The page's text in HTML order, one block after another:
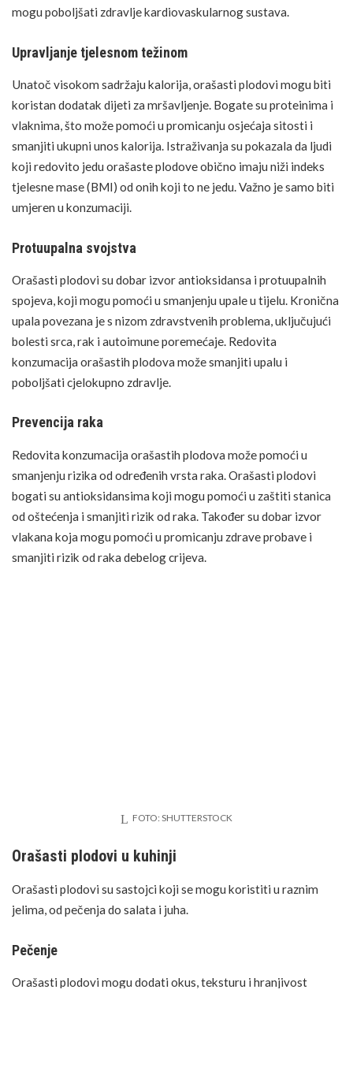
mogu poboljšati zdravlje kardiovaskularnog sustava.
Upravljanje tjelesnom težinom
Unatoč visokom sadržaju kalorija, orašasti plodovi mogu biti
koristan dodatak dijeti za mršavljenje. Bogate su proteinima i
vlaknima, što može pomoći u promicanju osjećaja sitosti i
smanjiti ukupni unos kalorija. Istraživanja su pokazala da ljudi
koji redovito jedu orašaste plodove obično imaju niži indeks
tjelesne mase (BMI) od onih koji to ne jedu. Važno je samo biti
umjeren u konzumaciji.
Protuupalna svojstva
Orašasti plodovi su dobar izvor antioksidansa i protuupalnih
spojeva, koji mogu pomoći u smanjenju upale u tijelu. Kronična
upala povezana je s nizom zdravstvenih problema, uključujući
bolesti srca, rak i autoimune poremećaje. Redovita
konzumacija orašastih plodova može smanjiti upalu i
poboljšati cjelokupno zdravlje.
Prevencija raka
Redovita konzumacija orašastih plodova može pomoći u
smanjenju rizika od određenih vrsta raka. Orašasti plodovi
bogati su antioksidansima koji mogu pomoći u zaštiti stanica
od oštećenja i smanjiti rizik od raka. Također su dobar izvor
vlakana koja mogu pomoći u promicanju zdrave probave i
smanjiti rizik od raka debelog crijeva.
FOTO: SHUTTERSTOCK
Orašasti plodovi u kuhinji
Orašasti plodovi su sastojci koji se mogu koristiti u raznim
jelima, od pečenja do salata i juha.
Pečenje
Orašasti plodovi mogu dodati okus, teksturu i hranjivost